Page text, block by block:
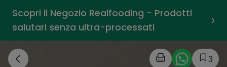
Scopri il Negozio Realfooding - Prodotti
salutari senza ultra-processati
›
3